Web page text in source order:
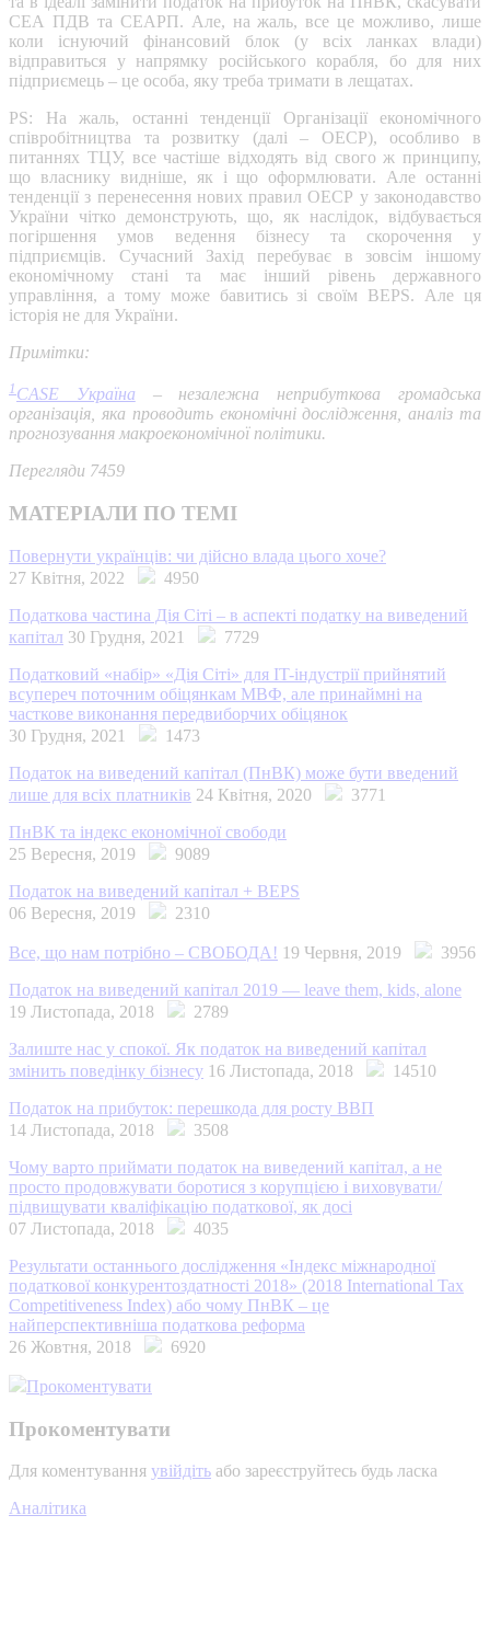
СЕА ПДВ та СЕАРП. Але, на жаль, все це можливо, лише
коли існуючий фінансовий блок (у всіх ланках влади)
відправиться у напрямку російського корабля, бо для них
підприємець – це особа, яку треба тримати в лещатах.
PS: На жаль, останні тенденції Організації економічного
співробітництва та розвитку (далі – ОЕСР), особливо в
питаннях ТЦУ, все частіше відходять від свого ж принципу,
що власнику видніше, як і що оформлювати. Але останні
тенденції з перенесення нових правил ОЕСР у законодавство
України чітко демонструють, що, як наслідок, відбувається
погіршення умов ведення бізнесу та скорочення у
підприємців. Сучасний Захід перебуває в зовсім іншому
економічному стані та має інший рівень державного
управління, а тому може бавитись зі своїм BEPS. Але ця
історія не для України.
Примітки:
1 CASE Україна – незалежна неприбуткова громадська
організація, яка проводить економічні дослідження, аналіз та
прогнозування макроекономічної політики.
Перегляди 7459
МАТЕРІАЛИ ПО ТЕМІ
Повернути українців: чи дійсно влада цього хоче?
27 Квітня, 2022
4950
Податкова частина Дія Сіті – в аспекті податку на виведений
капітал 30 Грудня, 2021
7729
Податковий «набір» «Дія Cіті» для IT-індустрії прийнятий
всупереч поточним обіцянкам МВФ, але принаймні на
часткове виконання передвиборчих обіцянок
30 Грудня, 2021
1473
Податок на виведений капітал (ПнВК) може бути введений
лише для всіх платників 24 Квітня, 2020
3771
ПнВК та індекс економічної свободи
25 Вересня, 2019
9089
Податок на виведений капітал + BEPS
06 Вересня, 2019
2310
Все, що нам потрібно – СВОБОДА! 19 Червня, 2019
3956
Податок на виведений капітал 2019 — leave them, kids, alone
19 Листопада, 2018
2789
Залиште нас у спокої. Як податок на виведений капітал
змінить поведінку бізнесу 16 Листопада, 2018
14510
Податок на прибуток: перешкода для росту ВВП
14 Листопада, 2018
3508
Чому варто приймати податок на виведений капітал, а не
просто продовжувати боротися з корупцією і виховувати/
підвищувати кваліфікацію податкової, як досі
07 Листопада, 2018
4035
Результати останнього дослідження «Індекс міжнародної
податкової конкурентоздатності 2018» (2018 International Tax
Competitiveness Index) або чому ПнВК – це
найперспективніша податкова реформа
26 Жовтня, 2018
6920
Прокоментувати
Прокоментувати
Для коментування увійдіть або зареєструйтесь будь ласка
Аналітика